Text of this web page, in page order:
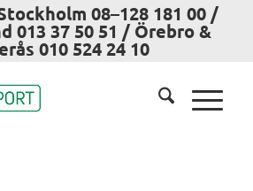
08–128 181 00 /
013 37 50 51 / Örebro &
010 524 24 10